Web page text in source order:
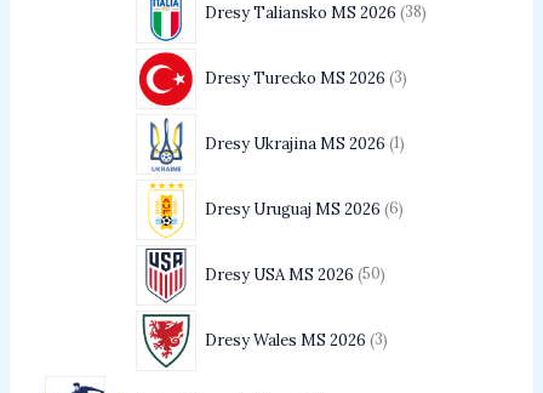
Dresy Taliansko MS 2026 38
Dresy Turecko MS 2026 3
Dresy Ukrajina MS 2026 1
Dresy Uruguaj MS 2026 6
Dresy USA MS 2026 50
Dresy Wales MS 2026 3